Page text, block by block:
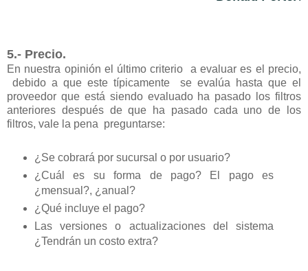
5.- Precio.
En nuestra opinión el último criterio a evaluar es el precio,
debido a que este típicamente se evalúa hasta que el
proveedor que está siendo evaluado ha pasado los filtros
anteriores después de que ha pasado cada uno de los
filtros, vale la pena preguntarse:
¿Se cobrará por sucursal o por usuario?
¿Cuál es su forma de pago? El pago es
¿mensual?, ¿anual?
¿Qué incluye el pago?
Las versiones o actualizaciones del sistema
¿Tendrán un costo extra?